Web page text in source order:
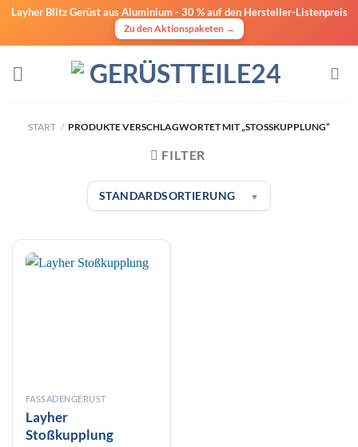
Layher Blitz Gerüst aus Aluminium - 30 % auf den Hersteller-Listenpreis
Zu den Aktionspaketen →
START / PRODUKTE VERSCHLAGWORTET MIT „STOSSKUPPLUNG“
FILTER
STANDARDSORTIERUNG ▼
FASSADENGERÜST
Layher
Stoßkupplung